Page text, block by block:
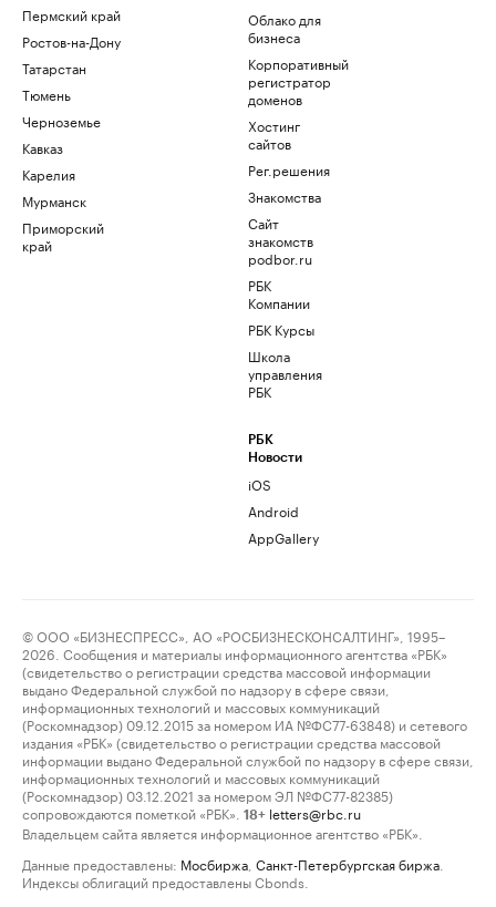
Пермский край
Ростов-на-Дону
Татарстан
Тюмень
Черноземье
Кавказ
Карелия
Мурманск
Приморский
край
Облако для
бизнеса
Корпоративный
регистратор
доменов
Хостинг
сайтов
Рег.решения
Знакомства
Сайт
знакомств
podbor.ru
РБК
Компании
РБК Курсы
Школа
управления
РБК
РБК
Новости
iOS
Android
AppGallery
© ООО «БИЗНЕСПРЕСС», АО «РОСБИЗНЕСКОНСАЛТИНГ», 1995–
2026. Сообщения и материалы информационного агентства «РБК»
(свидетельство о регистрации средства массовой информации
выдано Федеральной службой по надзору в сфере связи,
информационных технологий и массовых коммуникаций
(Роскомнадзор) 09.12.2015 за номером ИА №ФС77-63848) и сетевого
издания «РБК» (свидетельство о регистрации средства массовой
информации выдано Федеральной службой по надзору в сфере связи,
информационных технологий и массовых коммуникаций
(Роскомнадзор) 03.12.2021 за номером ЭЛ №ФС77-82385)
сопровождаются пометкой «РБК».
18+ letters@rbc.ru
Владельцем сайта является информационное агентство «РБК».
Данные предоставлены: Мосбиржа Санкт-Петербургская биржа
Индексы облигаций предоставлены Cbonds.